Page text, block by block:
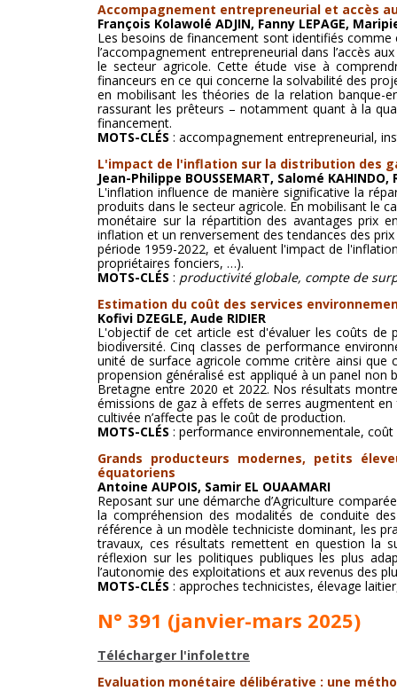
Accompagnement entrepreneurial et accès
François Kolawolé ADJIN, Fanny LEPAGE,
Les besoins de financement sont identifiés comme
l’accompagnement entrepreneurial dans l’accès
le secteur agricole. Cette étude vise à
financeurs en ce qui concerne la solvabilité des
en mobilisant les théories de la relation banque-
rassurant les prêteurs – notamment quant à la
financement.
MOTS-CLÉS : accompagnement entrepreneurial,
L'impact de l'inflation sur la distribution des
Jean-Philippe BOUSSEMART, Salomé KAHINDO,
L'inflation influence de manière significative la
produits dans le secteur agricole. En mobilisant le
monétaire sur la répartition des avantages prix
inflation et un renversement des tendances des
période 1959-2022, et évaluent l'impact de
propriétaires fonciers, …).
MOTS-CLÉS : productivité globale, compte de
Estimation du coût des services
Kofivi DZEGLE, Aude RIDIER
L'objectif de cet article est d'évaluer les coûts de
biodiversité. Cinq classes de performance
unité de surface agricole comme critère ainsi que
propension généralisé est appliqué à un panel
Bretagne entre 2020 et 2022. Nos résultats
émissions de gaz à effets de serres augmentent
cultivée n’affecte pas le coût de production.
MOTS-CLÉS : performance environnementale,
Grands producteurs modernes, petits
équatoriens
Antoine AUPOIS, Samir EL OUAAMARI
Reposant sur une démarche d’Agriculture
la compréhension des modalités de conduite
référence à un modèle techniciste dominant, les
travaux, ces résultats remettent en question la
réflexion sur les politiques publiques les plus
l’autonomie des exploitations et aux revenus des
MOTS-CLÉS : approches technicistes, élevage
N° 391 (janvier-mars 2025)
Télécharger l'infolettre
Evaluation monétaire délibérative : une